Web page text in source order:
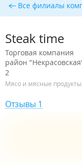
Все филиалы
Steak time
Торговая компания
район
2
Мясо и мясные продукты
Отзывы 1